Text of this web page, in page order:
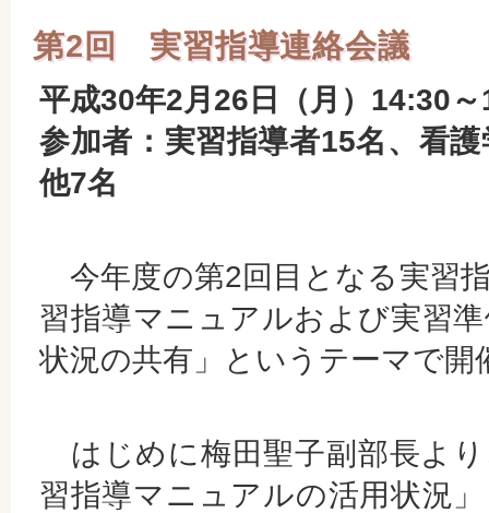
第2回 実習指導連絡会議
平成30年2月26日（月）14:30
参加者：実習指導者15名、看
他7名
今年度の第2回目となる実習
習指導マニュアルおよび実習
状況の共有」というテーマで開
はじめに梅田聖子副部長よ
習指導マニュアルの活用状況